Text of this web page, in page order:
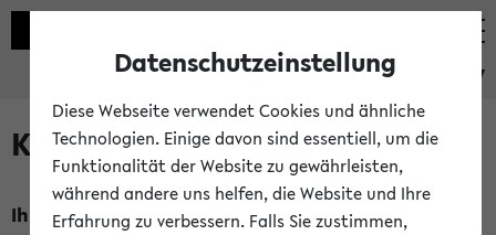
eKVV
Kombisuche im eKVV
Ihre Suchkriterien:
Datenschutzeinstellung
Diese Webseite verwendet Cookies und ähnliche
Technologien. Einige davon sind essentiell, um die
Funktionalität der Website zu gewährleisten,
während andere uns helfen, die Website und Ihre
Erfahrung zu verbessern. Falls Sie zustimmen,